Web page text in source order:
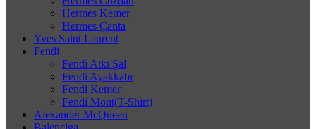
Hermes Kemer
Hermes Çanta
Yves Saint Laurent
Fendi
Fendi Atkı Şal
Fendi Ayakkabı
Fendi Kemer
Fendi Mont(T-Shirt)
Alexander McQueen